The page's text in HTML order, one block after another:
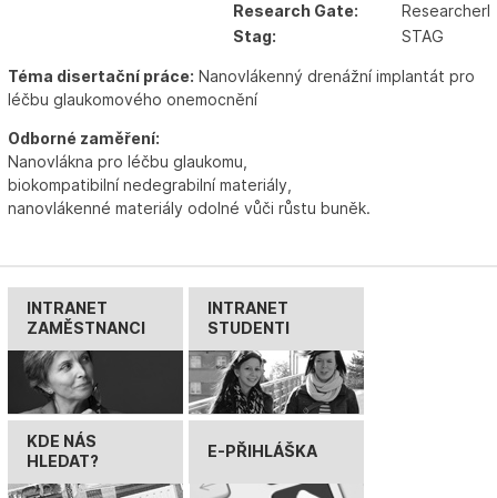
Research Gate:
Stag:
STAG
Téma disertační práce: Nanovlákenný drenážní implantát pro
léčbu glaukomového onemocnění
Odborné zaměření:
Nanovlákna pro léčbu glaukomu,
biokompatibilní nedegrabilní materiály,
nanovlákenné materiály odolné vůči růstu buněk.
INTRANET
ZAMĚSTNANCI
INTRANET
STUDENTI
KDE NÁS
HLEDAT?
E-PŘIHLÁŠKA